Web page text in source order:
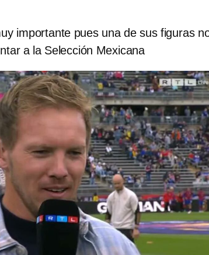
importante pues una de sus figuras
a la Selección Mexicana